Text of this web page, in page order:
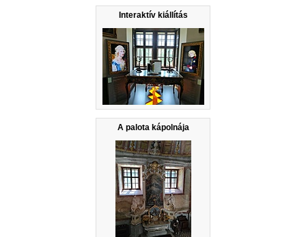
Interaktív kiállítás
A palota kápolnája